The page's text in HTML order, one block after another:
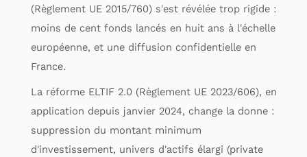
(Règlement UE 2015/760) s'est révélée trop rigide :
moins de cent fonds lancés en huit ans à l'échelle
européenne, et une diffusion confidentielle en
France.
La réforme ELTIF 2.0 (Règlement UE 2023/606), en
application depuis janvier 2024, change la donne :
suppression du montant minimum
d'investissement, univers d'actifs élargi (private